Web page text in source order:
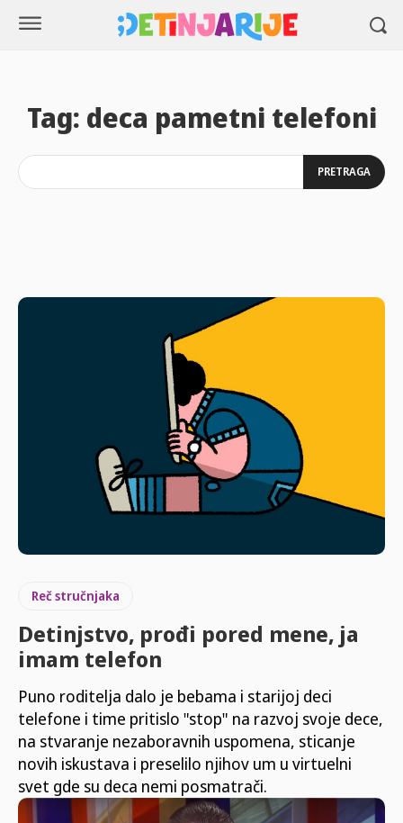
Tag: deca pametni telefoni
PRETRAGA
Reč stručnjaka
Detinjstvo, prođi pored mene, ja
imam telefon
Puno roditelja dalo je bebama i starijoj deci
telefone i time pritislo "stop" na razvoj svoje dece,
na stvaranje nezaboravnih uspomena, sticanje
novih iskustava i preselilo njihov um u virtuelni
svet gde su deca nemi posmatrači.